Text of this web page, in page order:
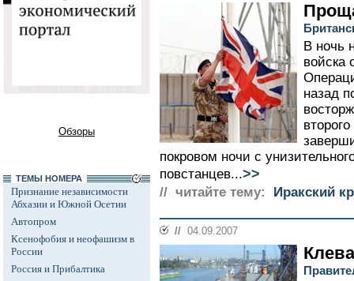
Обзоры
ТЕМЫ НОМЕРА
Признание независимости
Абхазии и Южной Осетии
Автопром
Ксенофобия и неофашизм в
России
Россия и Прибалтика
В ночь
войска
назад
покровом ночи с
повстанцев...>>
// читайте тему: Иракский
// 04.09.2007